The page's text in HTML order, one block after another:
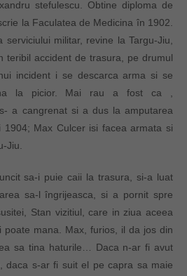
stefulescu. Obtine diploma de
la Faculatea de Medicina în 1902.
militar, revine la Targu-Jiu,
teribil accident de trasura, pe drumul
incident i se descarca arma si se
la picior. Mai rau a fost ca ,
a cangrenat si a dus la amputarea
1904; Max Culcer isi facea armata si
Jiu.
sa-i puie caii la trasura, si-a luat
sa-l îngrijeasca, si a pornit spre
Stan vizitiul, care in ziua aceea
poate mana. Max, furios, il da jos din
sa tina haturile… Daca n-ar fi avut
daca s-ar fi suit el pe capra sa maie